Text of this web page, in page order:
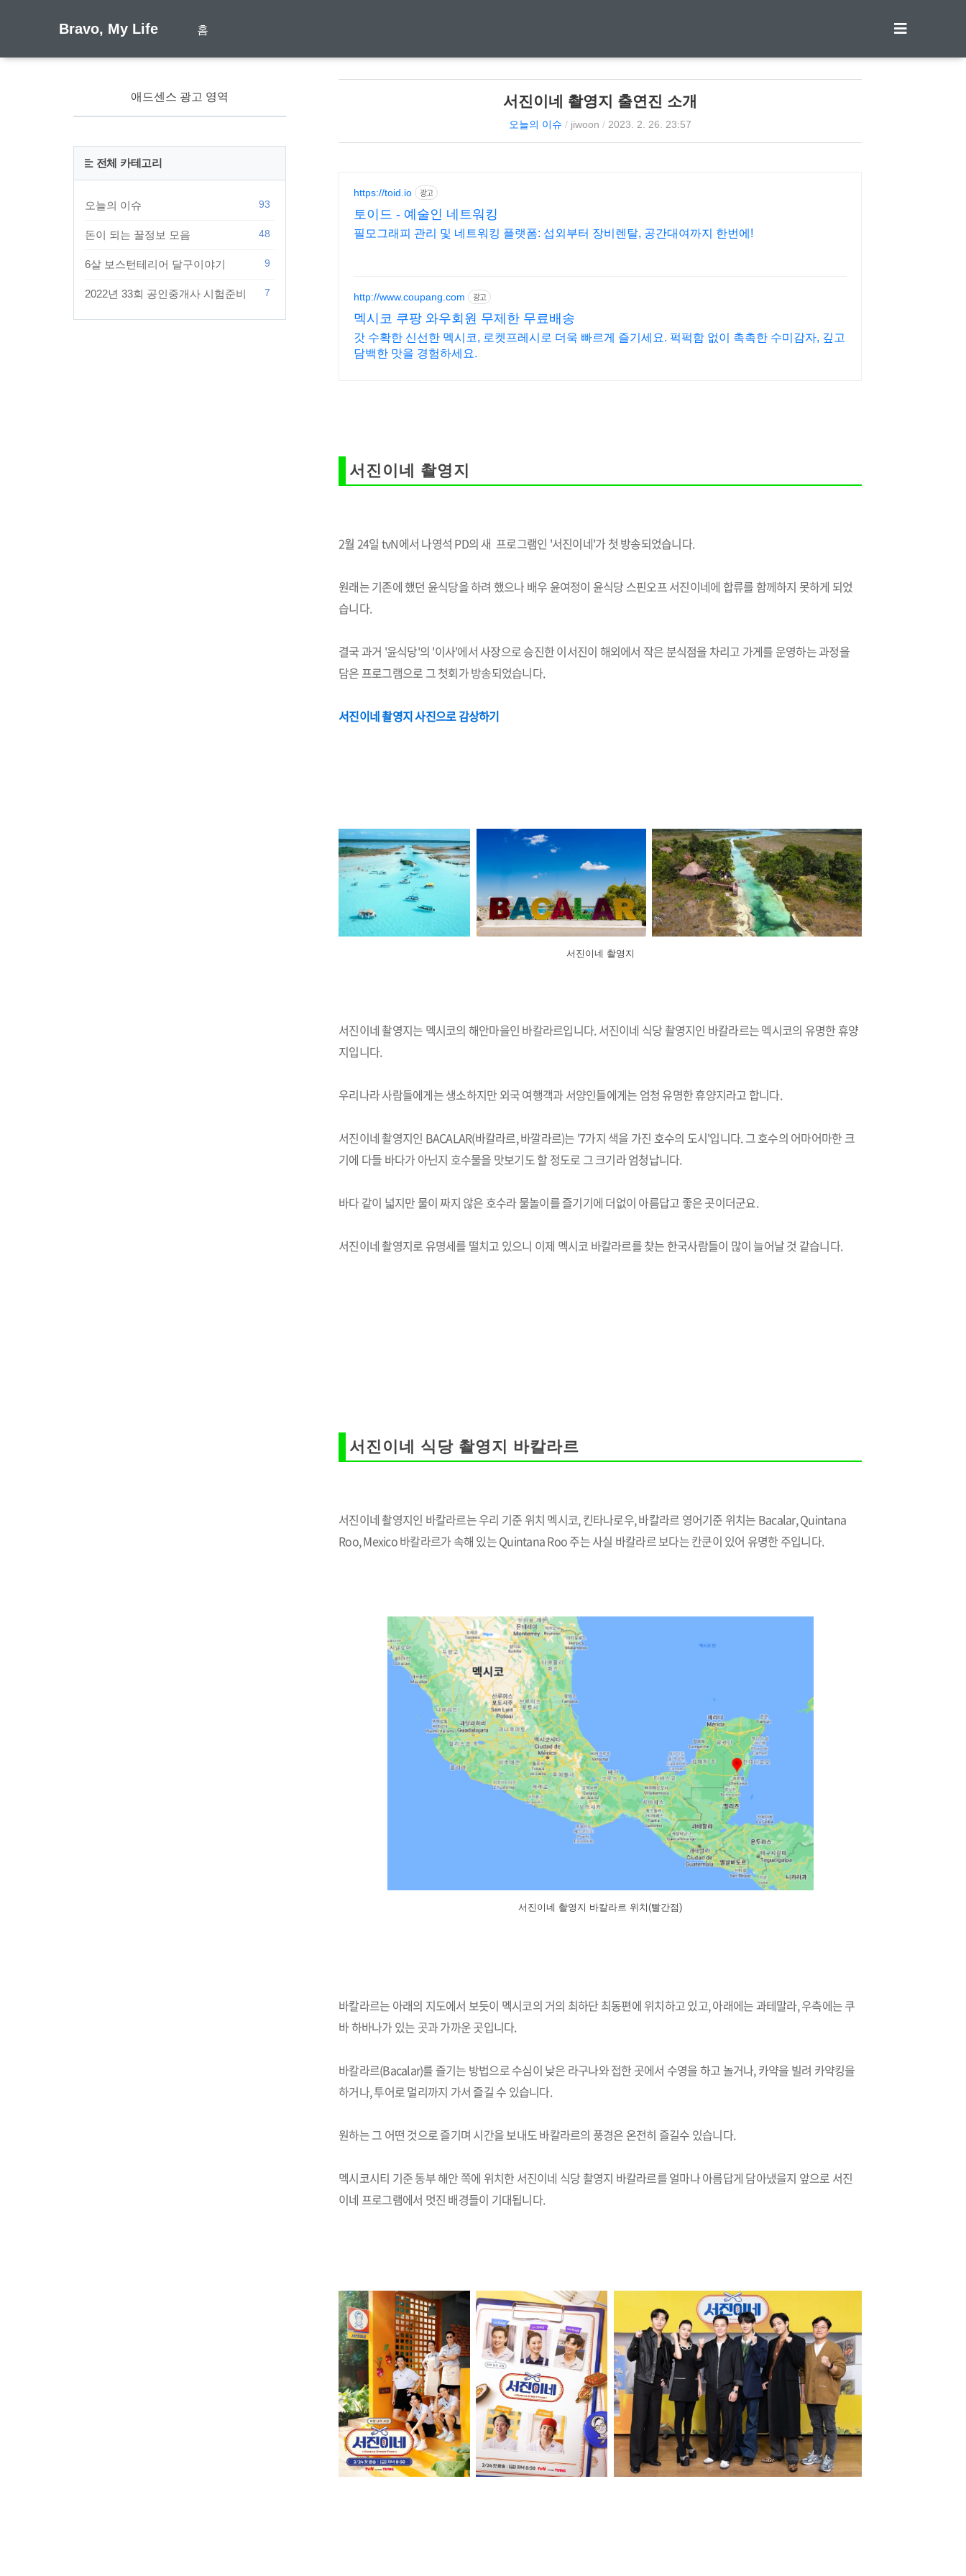
Bravo, My Life 홈
서진이네 촬영지 출연진 소개
오늘의 이슈 / jiwoon / 2023. 2. 26. 23:57
https://toid.io 광고
토이드 - 예술인 네트워킹
필모그래피 관리 및 네트워킹 플랫폼: 섭외부터 장비렌탈, 공간대여까지 한번에!
http://www.coupang.com 광고
멕시코 쿠팡 와우회원 무제한 무료배송
갓 수확한 신선한 멕시코, 로켓프레시로 더욱 빠르게 즐기세요. 퍽퍽함 없이 촉촉한 수미감자, 깊고
담백한 맛을 경험하세요.
서진이네 촬영지
2월 24일 tvN에서 나영석 PD의 새 프로그램인 '서진이네'가 첫 방송되었습니다.
원래는 기존에 했던 윤식당을 하려 했으나 배우 윤여정이 윤식당 스핀오프 서진이네에 합류를 함께하지 못하게 되었
습니다.
결국 과거 '윤식당'의 '이사'에서 사장으로 승진한 이서진이 해외에서 작은 분식점을 차리고 가게를 운영하는 과정을
담은 프로그램으로 그 첫회가 방송되었습니다.
서진이네 촬영지 사진으로 감상하기
서진이네 촬영지
서진이네 촬영지는 멕시코의 해안마을인 바칼라르입니다. 서진이네 식당 촬영지인 바칼라르는 멕시코의 유명한 휴양
지입니다.
우리나라 사람들에게는 생소하지만 외국 여행객과 서양인들에게는 엄청 유명한 휴양지라고 합니다.
서진이네 촬영지인 BACALAR(바칼라르, 바깔라르)는 '7가지 색을 가진 호수의 도시'입니다. 그 호수의 어마어마한 크
기에 다들 바다가 아닌지 호수물을 맛보기도 할 정도로 그 크기라 엄청납니다.
바다 같이 넓지만 물이 짜지 않은 호수라 물놀이를 즐기기에 더없이 아름답고 좋은 곳이더군요.
서진이네 촬영지로 유명세를 떨치고 있으니 이제 멕시코 바칼라르를 찾는 한국사람들이 많이 늘어날 것 같습니다.
서진이네 식당 촬영지 바칼라르
서진이네 촬영지인 바칼라르는 우리 기준 위치 멕시코, 킨타나로우, 바칼라르 영어기준 위치는 Bacalar, Quintana
Roo, Mexico 바칼라르가 속해 있는 Quintana Roo 주는 사실 바칼라르 보다는 칸쿤이 있어 유명한 주입니다.
서진이네 촬영지 바칼라르 위치(빨간점)
바칼라르는 아래의 지도에서 보듯이 멕시코의 거의 최하단 최동편에 위치하고 있고, 아래에는 과테말라, 우측에는 쿠
바 하바나가 있는 곳과 가까운 곳입니다.
바칼라르(Bacalar)를 즐기는 방법으로 수심이 낮은 라구나와 접한 곳에서 수영을 하고 놀거나, 카약을 빌려 카약킹을
하거나, 투어로 멀리까지 가서 즐길 수 있습니다.
원하는 그 어떤 것으로 즐기며 시간을 보내도 바칼라르의 풍경은 온전히 즐길수 있습니다.
멕시코시티 기준 동부 해안 쪽에 위치한 서진이네 식당 촬영지 바칼라르를 얼마나 아름답게 담아냈을지 앞으로 서진
이네 프로그램에서 멋진 배경들이 기대됩니다.
애드센스 광고 영역
전체 카테고리
오늘의 이슈 93
돈이 되는 꿀정보 모음 48
6살 보스턴테리어 달구이야기 9
2022년 33회 공인중개사 시험준비 7